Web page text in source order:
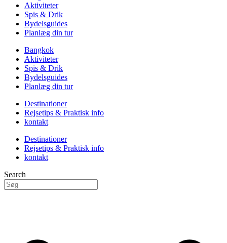
Aktiviteter
Spis & Drik
Bydelsguides
Planlæg din tur
Bangkok
Aktiviteter
Spis & Drik
Bydelsguides
Planlæg din tur
Destinationer
Rejsetips & Praktisk info
kontakt
Destinationer
Rejsetips & Praktisk info
kontakt
Search